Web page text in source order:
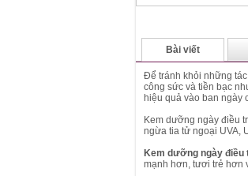
Bài viết
Để tránh khỏi những
công sức và tiền bạc
hiệu quả vào ban ngày
Kem dưỡng ngày điều
ngừa tia tử ngoại UVA,
Kem dưỡng ngày điều
mạnh hơn, tươi trẻ hơn